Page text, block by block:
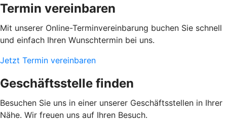
Termin vereinbaren
Mit unserer Online-Terminvereinbarung buchen Sie schnell
und einfach Ihren Wunschtermin bei uns.
Jetzt Termin vereinbaren
Geschäftsstelle finden
Besuchen Sie uns in einer unserer Geschäftsstellen in Ihrer
Nähe. Wir freuen uns auf Ihren Besuch.